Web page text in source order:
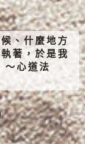
、什麼地方
著，於是我
～心道法